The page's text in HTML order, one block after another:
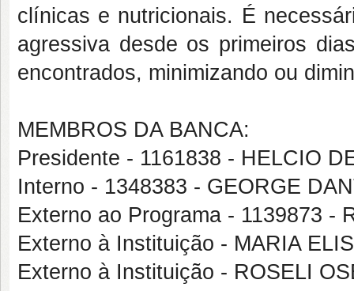
clínicas e nutricionais. É
agressiva desde os primeiros
encontrados, minimizando ou
MEMBROS DA BANCA:
Presidente - 1161838 - HELCIO
Interno - 1348383 - GEORGE
Externo ao Programa - 1139873 -
Externo à Instituição - MARIA
Externo à Instituição - ROSELI